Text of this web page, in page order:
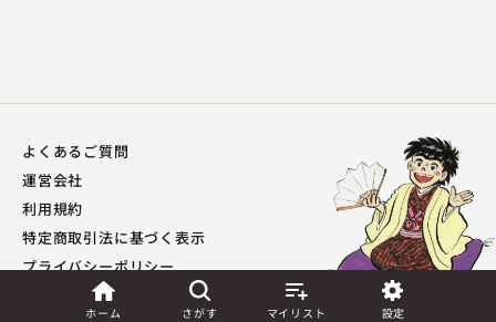
ホーム さがす マイリスト 設定
よくあるご質問
運営会社
利用規約
特定商取引法に基づく表示
プライバシーポリシー​
外部送信ポリシー